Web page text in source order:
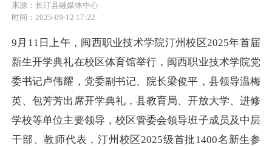
来源：长汀县融媒体中心
时间：2025-09-12 17:22
9月11日上午，闽西职业技术学院汀州校区2025年首届
新生开学典礼在校区体育馆举行，闽西职业技术学院党
委书记卢伟耀，党委副书记、院长梁俊平，县领导温梅
英、包芳芳出席开学典礼，县教育局、开放大学、进修
学校等单位主要领导，校区管委会领导班子成员及中层
干部、教师代表，汀州校区2025级首批1400名新生参